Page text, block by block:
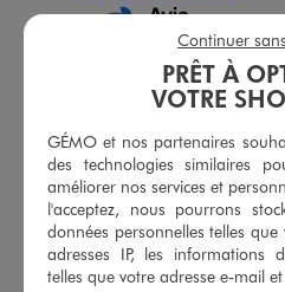
avis soumis à un
contrôle
Voir tous les avis sur ce site
5étoiles
4étoiles
3étoiles
étoiles
1étoile
PRÊT À
VOTRE
GÉMO et nos partenaires
des technologies similaires
améliorer nos services et
l'acceptez, nous pourrons
données personnelles telles que
adresses IP, les informations
telles que votre adresse e-mail
Continuer